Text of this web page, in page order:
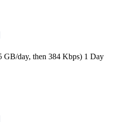
GB/day, then 384 Kbps) 1 Day